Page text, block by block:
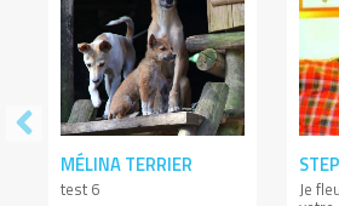
MÉLINA TERRIER
test 6 Je